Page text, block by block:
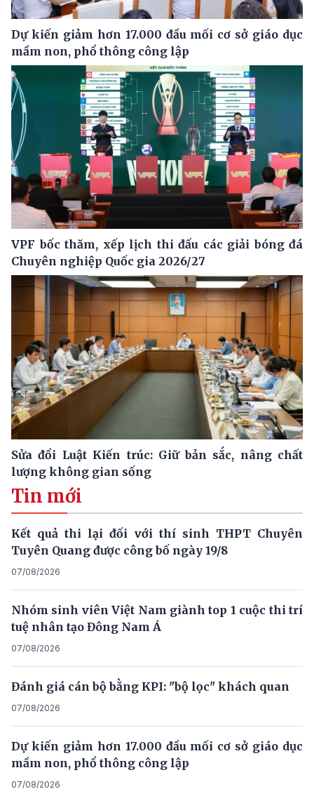
Dự kiến giảm hơn 17.000 đầu mối cơ sở giáo dục
mầm non, phổ thông công lập
VPF bốc thăm, xếp lịch thi đấu các giải bóng đá
Chuyên nghiệp Quốc gia 2026/27
Sửa đổi Luật Kiến trúc: Giữ bản sắc, nâng chất
lượng không gian sống
Tin mới
Kết quả thi lại đối với thí sinh THPT Chuyên
Tuyên Quang được công bố ngày 19/8
07/08/2026
Nhóm sinh viên Việt Nam giành top 1 cuộc thi trí
tuệ nhân tạo Đông Nam Á
07/08/2026
Đánh giá cán bộ bằng KPI: "bộ lọc" khách quan
07/08/2026
Dự kiến giảm hơn 17.000 đầu mối cơ sở giáo dục
mầm non, phổ thông công lập
07/08/2026